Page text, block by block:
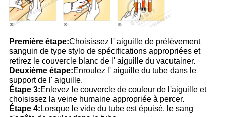
Première étape:Choisissez l' aiguille de prélèvement
sanguin de type stylo de spécifications appropriées et
retirez le couvercle blanc de l' aiguille du vacutainer.
Deuxième étape:Enroulez l' aiguille du tube dans le
support de l' aiguille.
Étape 3:Enlevez le couvercle de couleur de l'aiguille et
choisissez la veine humaine appropriée à percer.
Étape 4:Lorsque le vide du tube est épuisé, le sang